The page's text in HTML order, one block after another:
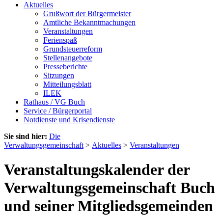
Aktuelles
Grußwort der Bürgermeister
Amtliche Bekanntmachungen
Veranstaltungen
Ferienspaß
Grundsteuerreform
Stellenangebote
Presseberichte
Sitzungen
Mitteilungsblatt
ILEK
Rathaus / VG Buch
Service / Bürgerportal
Notdienste und Krisendienste
Sie sind hier: Die
Verwaltungsgemeinschaft > Aktuelles > Veranstaltungen
Veranstaltungskalender der
Verwaltungsgemeinschaft Buch
und seiner Mitgliedsgemeinden